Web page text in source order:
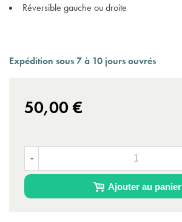
Réversible gauche ou droite
Expédition sous 7 à 10 jours ouvrés
50,00 €
-
Ajouter au panier